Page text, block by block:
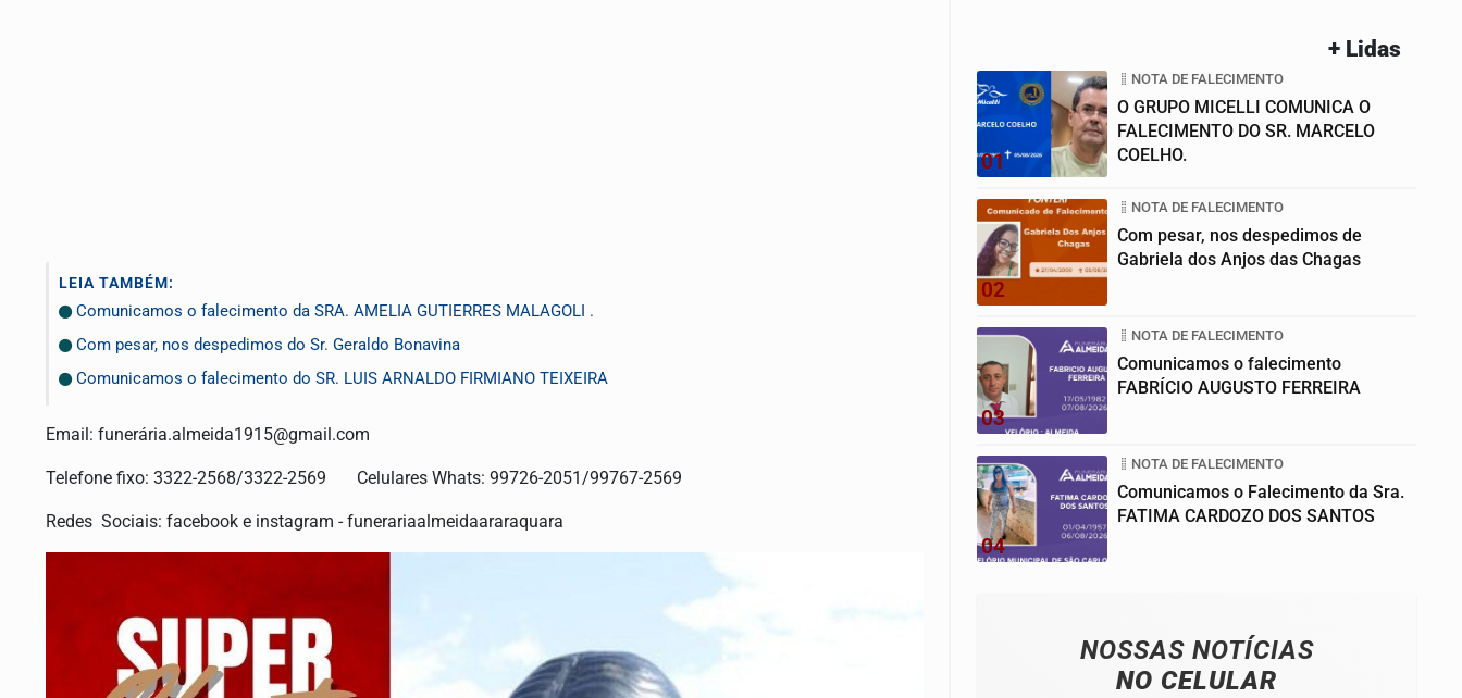
LEIA TAMBÉM:
Comunicamos o falecimento da SRA. AMELIA GUTIERRES MALAGOLI .
Com pesar, nos despedimos do Sr. Geraldo Bonavina
Comunicamos o falecimento do SR. LUIS ARNALDO FIRMIANO TEIXEIRA
Email: funerária.almeida1915@gmail.com
Telefone fixo: 3322-2568/3322-2569 Celulares Whats: 99726-2051/99767-2569
Redes Sociais: facebook e instagram - funerariaalmeidaararaquara
+ Lidas
01
NOTA DE FALECIMENTO
O GRUPO MICELLI COMUNICA O
FALECIMENTO DO SR. MARCELO
COELHO.
02
NOTA DE FALECIMENTO
Com pesar, nos despedimos de
Gabriela dos Anjos das Chagas
03
NOTA DE FALECIMENTO
Comunicamos o falecimento
FABRÍCIO AUGUSTO FERREIRA
04
NOTA DE FALECIMENTO
Comunicamos o Falecimento da Sra.
FATIMA CARDOZO DOS SANTOS
NOSSAS NOTÍCIAS
NO CELULAR